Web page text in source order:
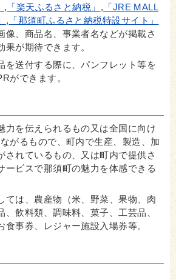
, 「楽天ふるさと納税」 , 「JRE MALL
, 「那須町ふるさと納税特設サイト」
像、商品名、事業者名などが掲載さ
果が期待できます。
を送付する際に、パンフレット等を
ができます 。
力を伝えられるもの又は全国に向け
がるもので、町内で生産、製造、加
されているもの、又は町内で提供さ
ービスで那須町の魅力を体感できる
ては、農産物（米、野菜、果物、肉
、飲料類、調味料、菓子、工芸品、
食事券、レジャー施設入場券等。